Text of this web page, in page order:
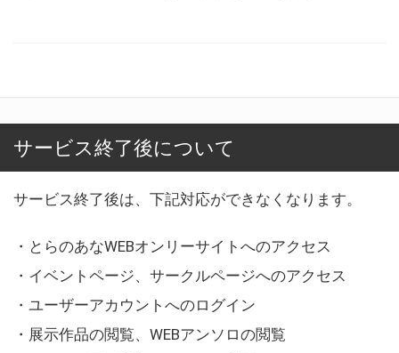
サービス終了後について
サービス終了後は、下記対応ができなくなります。
・とらのあなWEBオンリーサイトへのアクセス
・イベントページ、サークルページへのアクセス
・ユーザーアカウントへのログイン
・展示作品の閲覧、WEBアンソロの閲覧